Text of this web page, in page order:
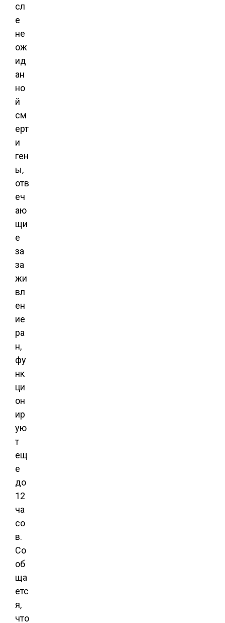
сл
е
не
ож
ид
ан
но
й
см
ерт
и
ген
ы,
отв
еч
аю
щи
е
за
за
жи
вл
ен
ие
ра
н,
фу
нк
ци
он
ир
ую
т
ещ
е
до
12
ча
со
в.
Со
об
ща
етс
я,
что